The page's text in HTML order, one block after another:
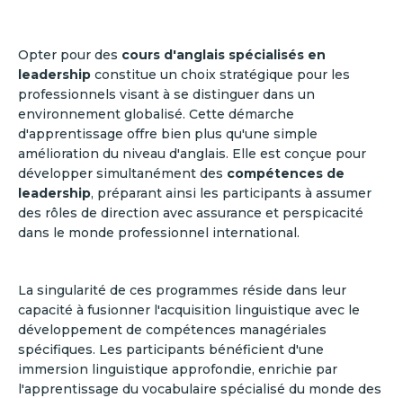
Opter pour des cours d'anglais spécialisés en
leadership constitue un choix stratégique pour les
professionnels visant à se distinguer dans un
environnement globalisé. Cette démarche
d'apprentissage offre bien plus qu'une simple
amélioration du niveau d'anglais. Elle est conçue pour
développer simultanément des compétences de
leadership, préparant ainsi les participants à assumer
des rôles de direction avec assurance et perspicacité
dans le monde professionnel international.
La singularité de ces programmes réside dans leur
capacité à fusionner l'acquisition linguistique avec le
développement de compétences managériales
spécifiques. Les participants bénéficient d'une
immersion linguistique approfondie, enrichie par
l'apprentissage du vocabulaire spécialisé du monde des